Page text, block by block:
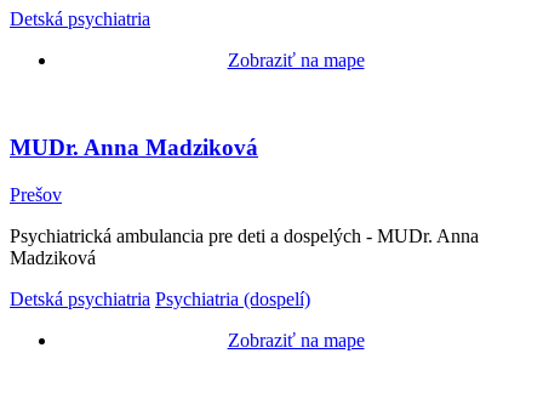
Detská psychiatria
Zobraziť na mape
MUDr. Anna Madziková
Prešov
Psychiatrická ambulancia pre deti a dospelých - MUDr. Anna
Madziková
Detská psychiatria Psychiatria (dospelí)
Zobraziť na mape